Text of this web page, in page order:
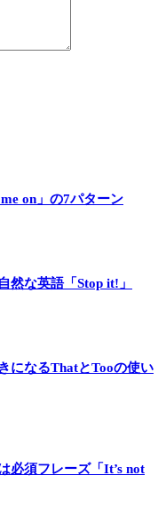
on」の7パターン
然な英語「Stop it!」
になるThatとTooの使い
必須フレーズ「It’s not